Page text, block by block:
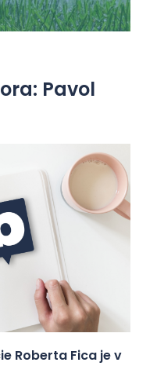
Pavol
Roberta Fica je v